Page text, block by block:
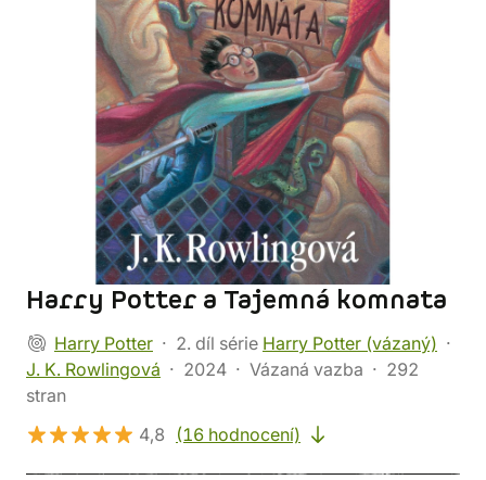
Harry Potter a Tajemná komnata
Harry Potter 2. díl série Harry Potter (vázaný)
J. K. Rowlingová
2024 Vázaná vazba
292
stran
4,8
(16 hodnocení)